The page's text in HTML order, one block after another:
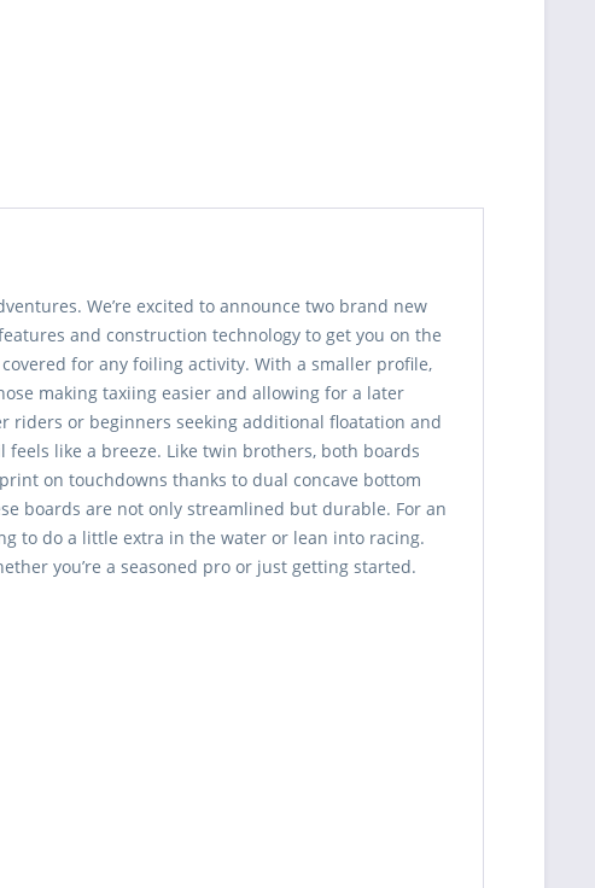
We’re excited to announce two brand new
and construction technology to get you on the
for any foiling activity. With a smaller profile,
making taxiing easier and allowing for a later
riders or beginners seeking additional floatation and
like a breeze. Like twin brothers, both boards
on touchdowns thanks to dual concave bottom
boards are not only streamlined but durable. For an
to do a little extra in the water or lean into racing.
you’re a seasoned pro or just getting started.